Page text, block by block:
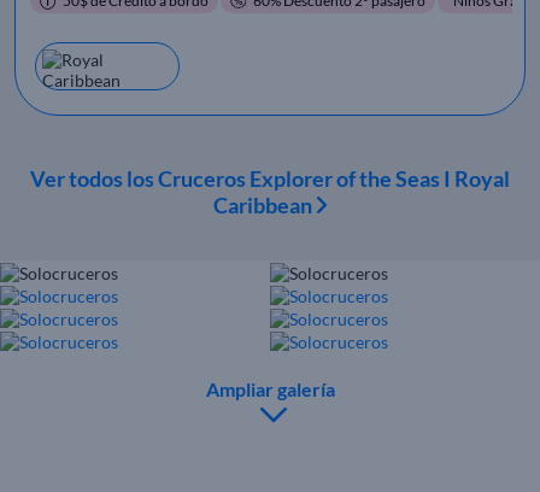
Ver todos los Cruceros Explorer of the Seas I Royal
Caribbean
Ampliar galería